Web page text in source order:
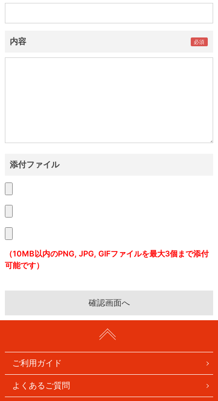
内容
添付ファイル
（10MB以内のPNG, JPG, GIFファイルを最大3個まで添付
可能です）
ご利用ガイド
よくあるご質問